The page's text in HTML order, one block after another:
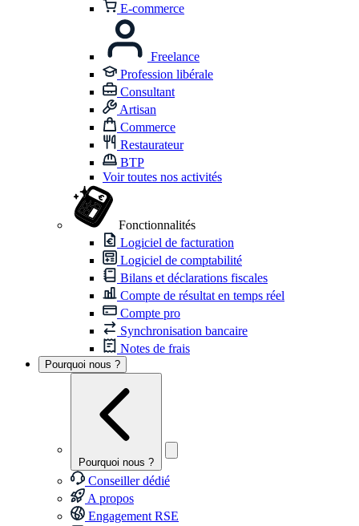
E-commerce
Freelance
Profession libérale
Consultant
Artisan
Commerce
Restaurateur
BTP
Voir toutes nos activités
Fonctionnalités
Logiciel de facturation
Logiciel de comptabilité
Bilans et déclarations fiscales
Compte de résultat en temps réel
Compte pro
Synchronisation bancaire
Notes de frais
Pourquoi nous ?
Pourquoi nous ?
Conseiller dédié
A propos
Engagement RSE